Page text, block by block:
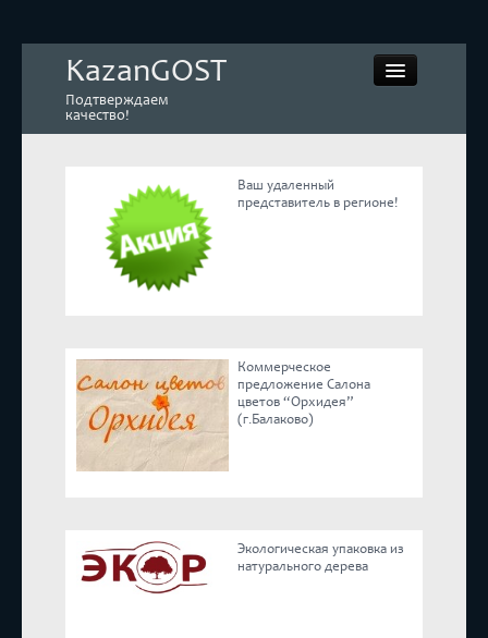
KazanGOST
Подтверждаем
качество!
Контрольная закупка
Дегустации. Экспертиза
Экспертное мнение
Корпоративные блоги
Предложения
Ваш удаленный
представитель в регионе!
Коммерческое
предложение Салона
цветов “Орхидея”
(г.Балаково)
Экологическая упаковка из
натурального дерева